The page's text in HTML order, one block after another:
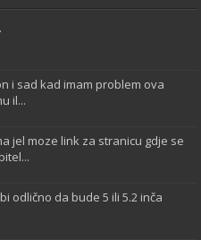
i sad kad imam problem ova
il...
jel moze link za stranicu gdje se
odlično da bude 5 ili 5.2 inča